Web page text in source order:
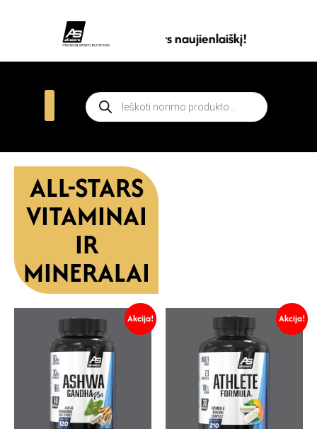
Prenumeruokite all stars naujienlaiškį!
ALL-STARS
VITAMINAI
IR
MINERALAI
Akcija! Akcija!